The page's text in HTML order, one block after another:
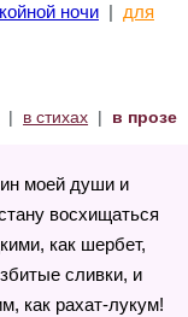
ночи| для
| в стихах | в прозе
моей души и
восхищаться
как шербет,
сливки, и
как рахат-лукум!